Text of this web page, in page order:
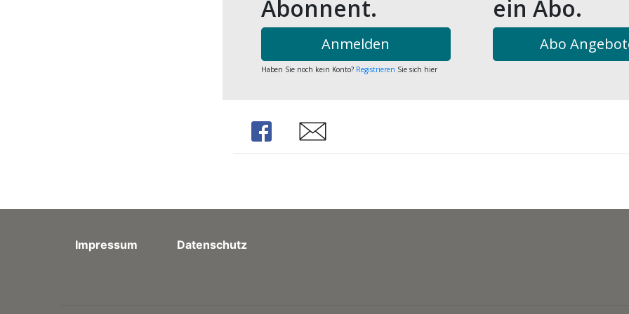
Abonnent.
Anmelden
Haben Sie noch kein Konto?Registrieren Sie sich hier
ein Abo.
Abo
Share Share
Impressum Datenschutz